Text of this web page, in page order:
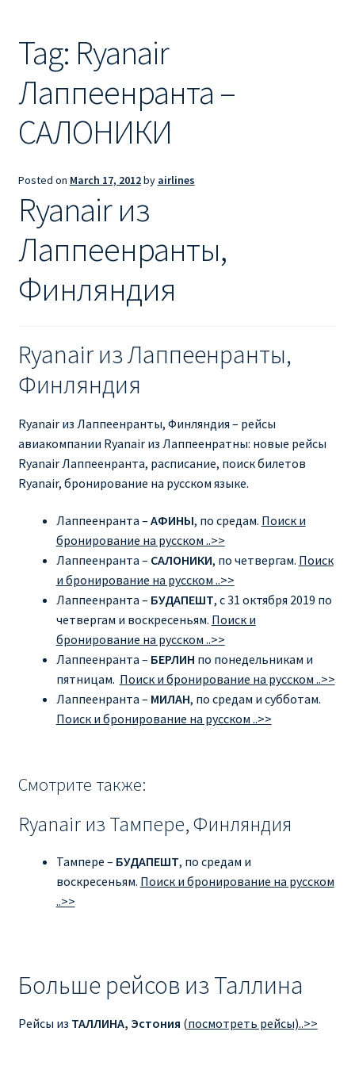
RYANAIR ИЗ РИГИ
Ryanair из Стокгольма
RYANAIR ИЗ ТАЛЛИНА
Ryanair из Тампере
RYANAIR ИЗ ЧЕХИИ | ПРАГА, ОСТРАВА, ПАРДУБИЦЕ,
БРНО
Ryanair изменение имени
Ryanair изменить дату
Ryanair Испания
RYANAIR ИТАЛИЯ
RYANAIR КУПИТЬ БИЛЕТЫ ENGLISH
Ryanair направления, акции
Ryanair онлайн регистрация
Ryanair ошибка в фамилии, имени
Ryanair пересадки
Ryanair Польша
RYANAIR ПОРТУГАЛИЯ
RYANAIR ПОСАДОЧНЫЙ ТАЛОН – BOARDING PASS
Ryanair Россия
RYANAIR УКРАИНА | АВИАБИЛЕТЫ ОТ €15
Ryanair Україна из Киева, Одессы, Львова, Харькова,
Tag: Ryanair
Лаппеенранта –
САЛОНИКИ
Posted on March 17, 2012by airlines
Ryanair из
Лаппеенранты,
Финляндия
Ryanair из Лаппеенранты,
Финляндия
Ryanair из Лаппеенранты, Финляндия – рейсы
авиакомпании Ryanair из Лаппеенратны: новые рейсы
Ryanair Лаппеенранта, расписание, поиск билетов
Ryanair, бронирование на русском языке.
Лаппеенранта – АФИНЫ, по средам. Поиск и
бронирование на русском ..>>
Лаппеенранта – САЛОНИКИ, по четвергам. Поиск
и бронирование на русском ..>>
Лаппеенранта – БУДАПЕШТ, с 31 октября 2019 по
четвергам и воскресеньям. Поиск и
бронирование на русском ..>>
Лаппеенранта – БЕРЛИН по понедельникам и
пятницам. Поиск и бронирование на русском ..>>
Лаппеенранта – МИЛАН, по средам и субботам.
Поиск и бронирование на русском ..>>
Смотрите также:
Ryanair из Тампере, Финляндия
Тампере – БУДАПЕШТ, по средам и
воскресеньям. Поиск и бронирование на русском
..>>
Больше рейсов из Таллина
Рейсы из ТАЛЛИНА, Эстония (посмотреть рейсы)..>>